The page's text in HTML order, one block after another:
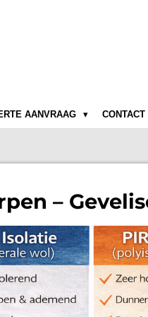
AANVRAAG CONTACT
–